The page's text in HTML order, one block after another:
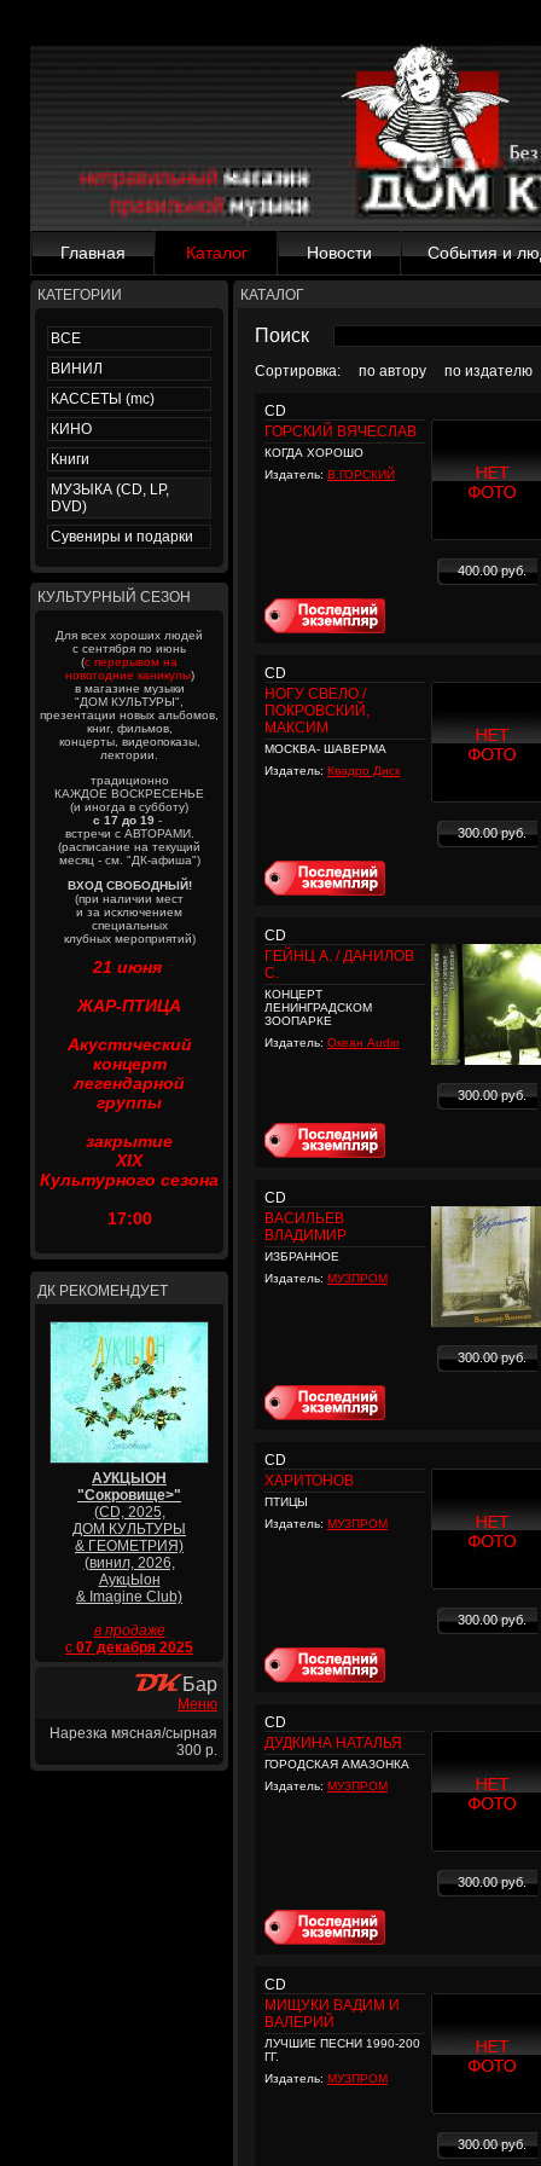
Главная Каталог Новости События и
КАТЕГОРИИ
ВСЕ
ВИНИЛ
КАССЕТЫ (mc)
КИНО
Книги
МУЗЫКА (CD, LP,
DVD)
Сувениры и подарки
КУЛЬТУРНЫЙ СЕЗОН
Для всех хороших людей
с сентября по июнь
(с перерывом на
новогодние каникулы)
в магазине музыки
"ДОМ КУЛЬТУРЫ",
презентации новых альбомов,
книг, фильмов,
концерты, видеопоказы,
лектории.
традиционно
КАЖДОЕ ВОСКРЕСЕНЬЕ
(и иногда в субботу)
с 17 до 19 -
встречи с АВТОРАМИ.
(расписание на текущий
месяц - см. "ДК-афиша")
ВХОД СВОБОДНЫЙ!
(при наличии мест
и за исключением
специальных
клубных мероприятий)
21 июня
ЖАР-ПТИЦА
Акустический
концерт
легендарной
группы
закрытие
XIX
Культурного сезона
17:00
ДК РЕКОМЕНДУЕТ
АУКЦЫОН
"Сокровище>"
(CD, 2025,
ДОМ КУЛЬТУРЫ
& ГЕОМЕТРИЯ)
(винил, 2026,
АукцЫон
& Imagine Club)
в продаже
с 07 декабря 2025
Бар
Меню
Нарезка мясная/сырная
300 р.
КАТАЛОГ
Поиск
Сортировка: по автору по издателю
CD
ГОРСКИЙ ВЯЧЕСЛАВ
КОГДА ХОРОШО
Издатель: В.ГОРСКИЙ
400.00 руб.
CD
НОГУ СВЕЛО /
ПОКРОВСКИЙ,
МАКСИМ
МОСКВА- ШАВЕРМА
Издатель: Квадро Диск
300.00 руб.
CD
ГЕЙНЦ А. / ДАНИЛОВ
С.
КОНЦЕРТ
ЛЕНИНГРАДСКОМ
ЗООПАРКЕ
Издатель: Океан Audio
300.00 руб.
CD
ВАСИЛЬЕВ
ВЛАДИМИР
ИЗБРАННОЕ
Издатель: МУЗПРОМ
300.00 руб.
CD
ХАРИТОНОВ
ПТИЦЫ
Издатель: МУЗПРОМ
300.00 руб.
CD
ДУДКИНА НАТАЛЬЯ
ГОРОДСКАЯ АМАЗОНКА
Издатель: МУЗПРОМ
300.00 руб.
CD
МИЩУКИ ВАДИМ И
ВАЛЕРИЙ
ЛУЧШИЕ ПЕСНИ 1990-200
ГГ.
Издатель: МУЗПРОМ
300.00 руб.